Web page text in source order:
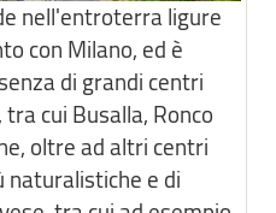
nell'entroterra ligure
con Milano, ed è
di grandi centri
cui Busalla, Ronco
oltre ad altri centri
naturalistiche e di